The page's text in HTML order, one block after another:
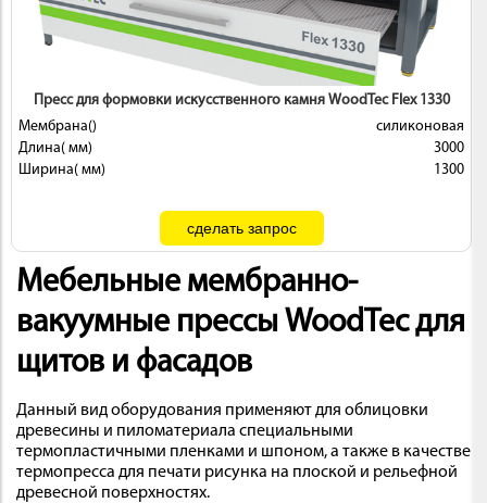
Пресс для формовки искусственного камня WoodTec Flex 1330
Мембрана()
силиконовая
Длина( мм)
3000
Ширина( мм)
1300
Мебельные мембранно-
вакуумные прессы WoodTec для
щитов и фасадов
Данный вид оборудования применяют для облицовки
древесины и пиломатериала специальными
термопластичными пленками и шпоном, а также в качестве
термопресса для печати рисунка на плоской и рельефной
древесной поверхностях.